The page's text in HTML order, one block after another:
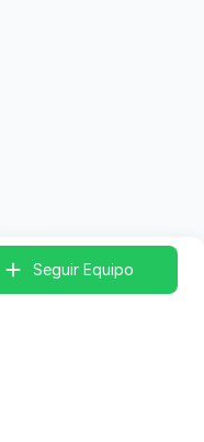
Seguir Equipo